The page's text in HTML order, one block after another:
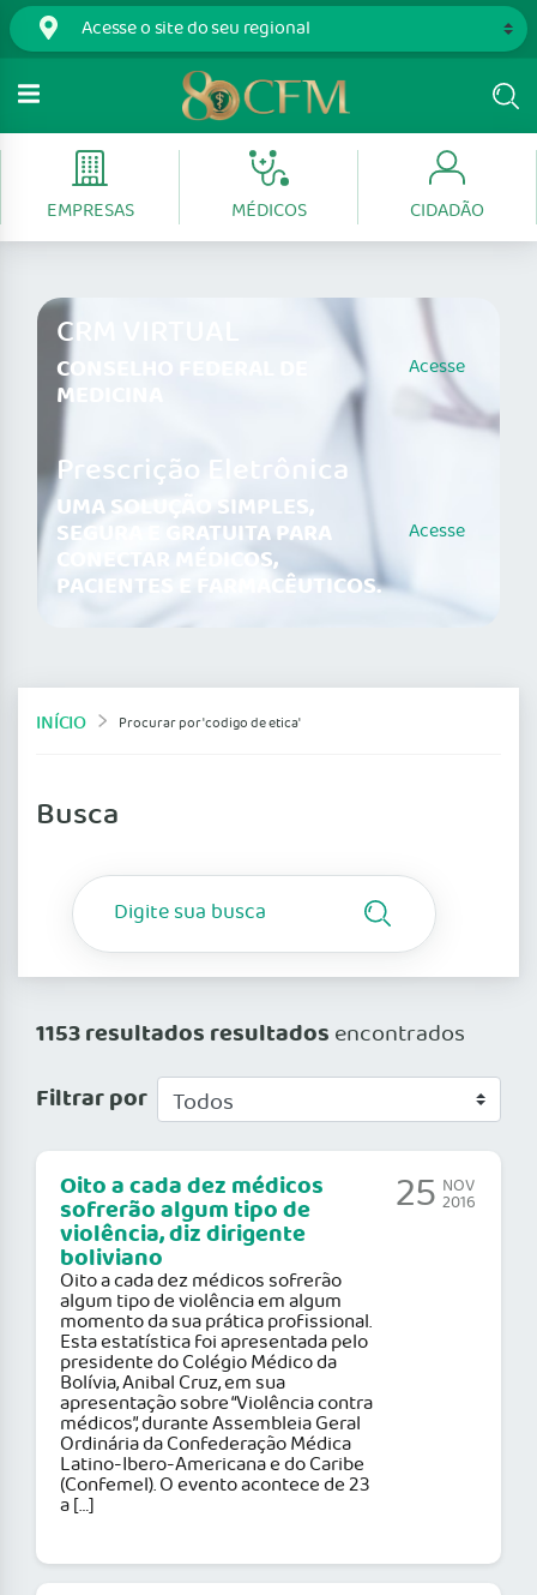
EMPRESAS MÉDICOS CIDADÃO
CRM VIRTUAL
CONSELHO FEDERAL DE
MEDICINA
Acesse
Prescrição Eletrônica
UMA SOLUÇÃO SIMPLES,
SEGURA E GRATUITA PARA
CONECTAR MÉDICOS,
PACIENTES E FARMACÊUTICOS.
Acesse
INÍCIO Procurar por 'codigo de etica'
Busca
1153 resultados resultados encontrados
Filtrar por
Oito a cada dez médicos
sofrerão algum tipo de
violência, diz dirigente
boliviano
Oito a cada dez médicos sofrerão
algum tipo de violência em algum
momento da sua prática profissional.
Esta estatística foi apresentada pelo
presidente do Colégio Médico da
Bolívia, Anibal Cruz, em sua
apresentação sobre “Violência contra
médicos”, durante Assembleia Geral
Ordinária da Confederação Médica
Latino-Ibero-Americana e do Caribe
(Confemel). O evento acontece de 23
a […]
25 NOV
2016